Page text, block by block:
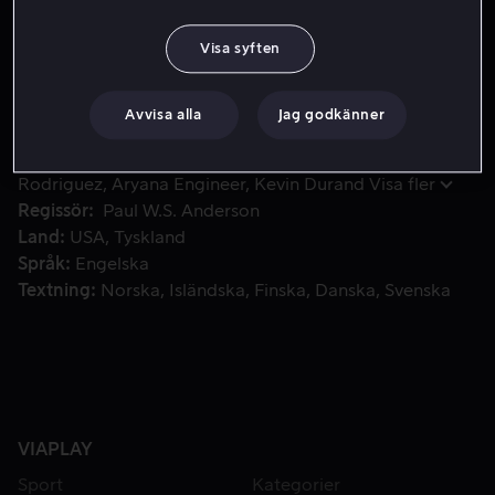
och förvandlar alla människor till köttätande odöda.
Mänskligheten sätter sitt sista hopp till Alice, som
forskningsanläggning där mer av hennes mystiska
Rodriguez
Aryana Engineer Kevin Durand Visa fler
Regissör
Paul W.S. Anderson
Land
USA
Tyskland
Språk
Engelska
Textning
Norska Isländska Finska Danska Svenska
VIAPLAY
Sport
Kategorier
Visa syften
Avvisa alla Jag godkänner